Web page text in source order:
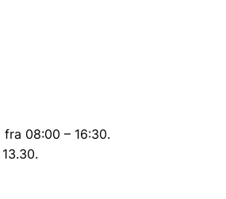
08:00 – 16:30.